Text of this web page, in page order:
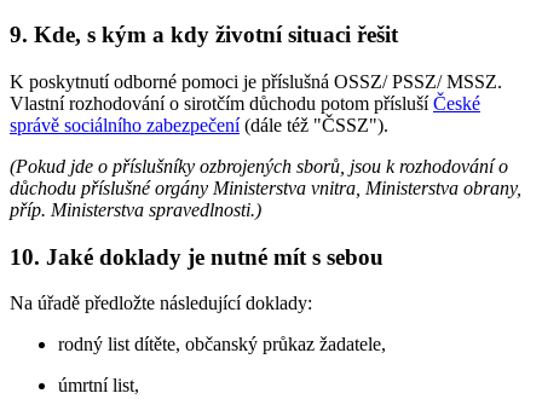
9. Kde, s kým a kdy životní situaci řešit
K poskytnutí odborné pomoci je příslušná OSSZ/ PSSZ/ MSSZ.
Vlastní rozhodování o sirotčím důchodu potom příslušíČeské
správě sociálního zabezpečení(dále též "ČSSZ").
(Pokud jde o příslušníky ozbrojených sborů, jsou k rozhodování o
důchodu příslušné orgány Ministerstva vnitra, Ministerstva obrany,
příp. Ministerstva spravedlnosti.)
10. Jaké doklady je nutné mít s sebou
Na úřadě předložte následující doklady:
rodný list dítěte, občanský průkaz žadatele,
úmrtní list,